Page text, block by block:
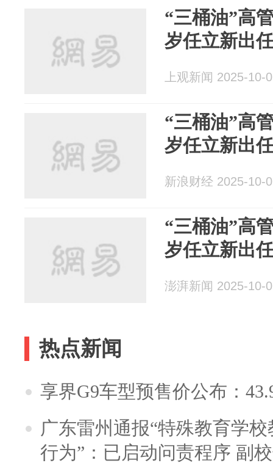
“三桶油”高
岁任立新出
上观新闻 2025-10-
“三桶油”高
岁任立新出
新浪财经 2025-10-
“三桶油”高
岁任立新出
澎湃新闻 2025-10-
热点新闻
享界G9车型预售价公布：
广东雷州通报“特殊教育学
行为”：已启动问责程序 副